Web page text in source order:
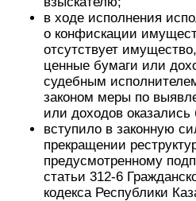
в ходе исполнения
о конфискации
отсутствует
ценные бумаги или
судебным
законом меры по
или доходов
вступило в законную
прекращении
предусмотренному
статьи 312-6
кодекса Республики